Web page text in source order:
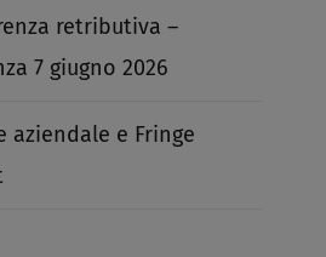
retributiva –
7 giugno 2026​
aziendale e Fringe